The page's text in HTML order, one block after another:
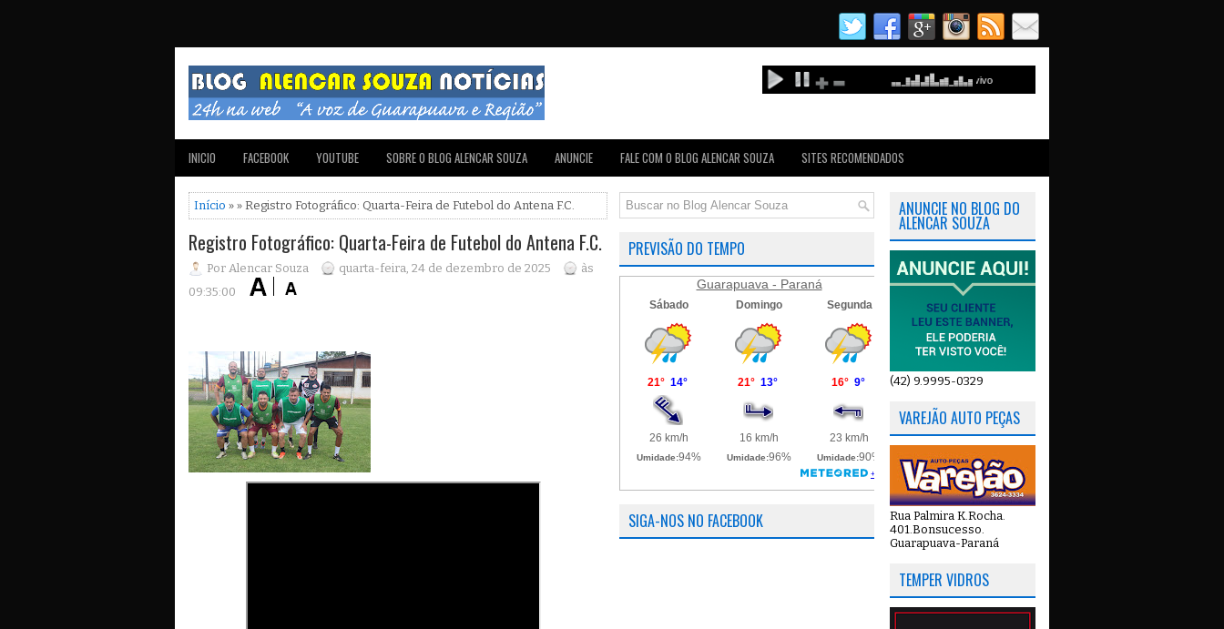
INICIO FACEBOOK YOUTUBE SOBRE O BLOG ALENCAR SOUZA ANUNCIE FALE COM O BLOG ALENCAR SOUZA SITES RECOMENDADOS
Início » » Registro Fotográfico: Quarta-Feira de Futebol do Antena F.C.
Registro Fotográfico: Quarta-Feira de Futebol do Antena F.C.
Por Alencar Souza quarta-feira, 24 de dezembro de 2025
às
09:35:00
PREVISÃO DO TEMPO
Guarapuava - Paraná
SIGA-NOS NO FACEBOOK
ANUNCIE NO BLOG DO
ALENCAR SOUZA
(42) 9.9995-0329
VAREJÃO AUTO PEÇAS
Rua Palmira K.Rocha.
401.Bonsucesso.
Guarapuava-Paraná
TEMPER VIDROS